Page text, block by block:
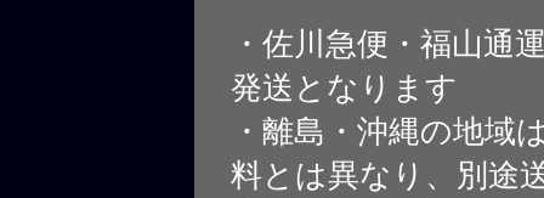
・佐川急便・福山通
発送となります
・離島・沖縄の地域
料とは異なり、別途